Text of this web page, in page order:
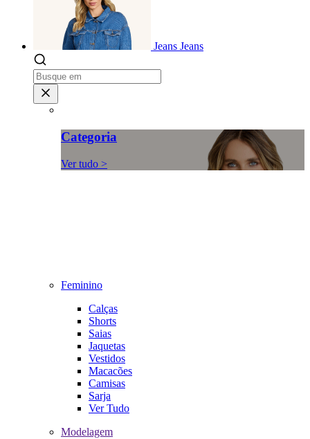
Jeans Jeans
Categoria
Ver tudo >
Feminino
Calças
Shorts
Saias
Jaquetas
Vestidos
Macacões
Camisas
Sarja
Ver Tudo
Modelagem